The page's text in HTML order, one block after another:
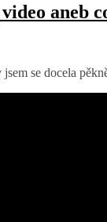
aneb
jsem se docela